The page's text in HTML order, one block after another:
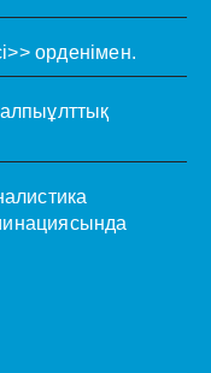
орденімен.